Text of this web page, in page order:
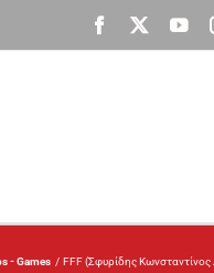
Facebook
X
- Games FFF (Σφυρίδης Κωνσταντίνος